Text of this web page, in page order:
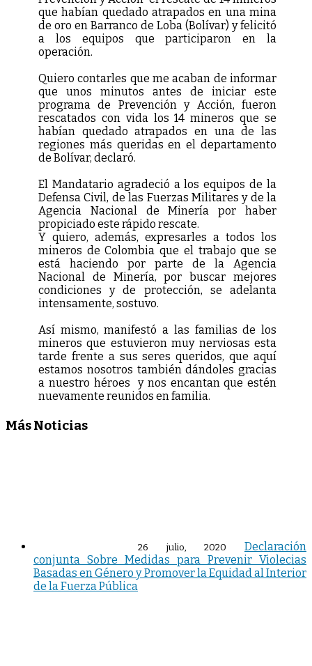
que habían quedado atrapados en una mina
de oro en Barranco de Loba (Bolívar) y felicitó
a los equipos que participaron en la
operación.
Quiero contarles que me acaban de informar
que unos minutos antes de iniciar este
programa de Prevención y Acción, fueron
rescatados con vida los 14 mineros que se
habían quedado atrapados en una de las
regiones más queridas en el departamento
de Bolívar, declaró.
El Mandatario agradeció a los equipos de la
Defensa Civil, de las Fuerzas Militares y de la
Agencia Nacional de Minería por haber
propiciado este rápido rescate.
Y quiero, además, expresarles a todos los
mineros de Colombia que el trabajo que se
está haciendo por parte de la Agencia
Nacional de Minería, por buscar mejores
condiciones y de protección, se adelanta
intensamente, sostuvo.
Así mismo, manifestó a las familias de los
mineros que estuvieron muy nerviosas esta
tarde frente a sus seres queridos, que aquí
estamos nosotros también dándoles gracias
a nuestro héroes y nos encantan que estén
nuevamente reunidos en familia.
Más Noticias
26 julio, 2020
Declaración
conjunta Sobre Medidas para Prevenir Violecias
Basadas en Género y Promover la Equidad al Interior
de la Fuerza Pública